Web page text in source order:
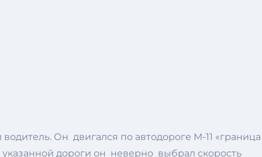
Он двигался по автодороге М-11 «граница
дороги он неверно выбрал скорость